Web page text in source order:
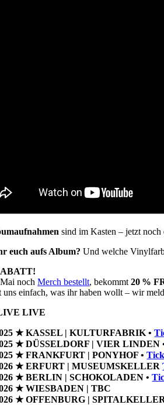
sind im Kasten – jetzt
euch aufs Album? Und welche
nochMerch bestellt, bekommt20 %
uns einfach, was ihr haben wollt – wir
LIVE
★ KASSEL | KULTURFABRIK •
★ DÜSSELDORF | VIER LINDEN
★ FRANKFURT | PONYHOF •
★ ERFURT | MUSEUMSKELLER
★ BERLIN | SCHOKOLADEN •
★ WIESBADEN | TBC
★ OFFENBURG |